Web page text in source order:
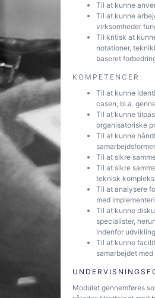
Til at kunne
Til at kunne
virksomheder
Til kritisk at
notationer,
baseret
KOMPETENCER
Til at kunne
casen, bl.a.
Til at kunne
organisatoriske
Til at kunne
Til at sikre
Til at sikre
teknisk
Til at analysere
med
Til at kunne
specialister,
indenfor
Til at kunne
samarbejdet
Modulet gennemføres